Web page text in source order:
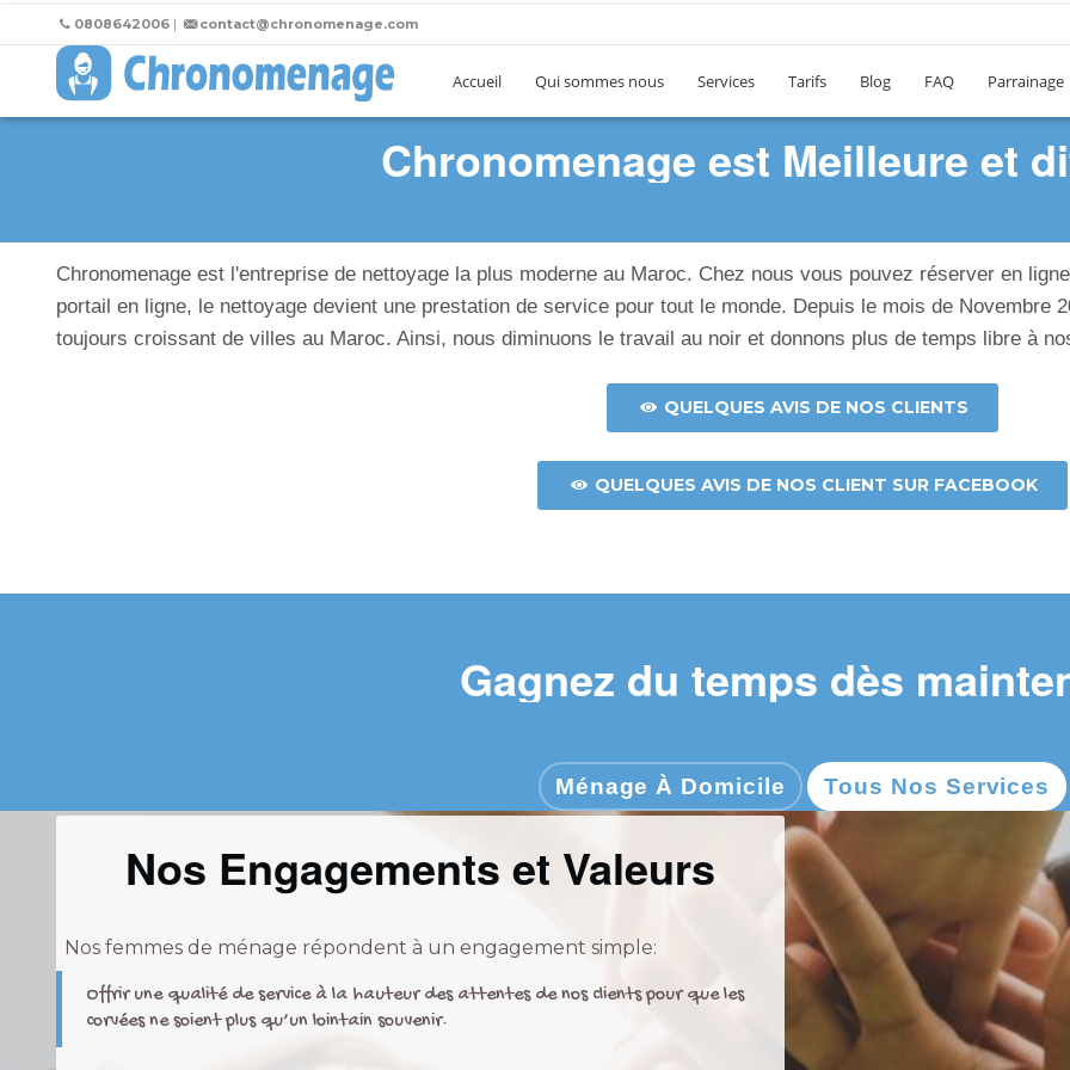
0808642006 | contact@chronomenage.com
Accueil Qui sommes nous Services Tarifs Blog FAQ Parrainage
Chronomenage est Meilleure et
Chronomenage est l'entreprise de nettoyage la plus moderne au Maroc. Chez nous vous pouvez réserver en
portail en ligne, le nettoyage devient une prestation de service pour tout le monde. Depuis le mois de Novembre
toujours croissant de villes au Maroc. Ainsi, nous diminuons le travail au noir et donnons plus de temps libre à
QUELQUES AVIS DE NOS CLIENTS
QUELQUES AVIS DE NOS CLIENT SUR FACEBOOK
Gagnez du temps dès
Ménage À Domicile Tous Nos Services
Nos Engagements et Valeurs
Nos femmes de ménage répondent à un engagement simple:
Offrir une qualité de service à la hauteur des attentes de nos clients pour que les
corvées ne soient plus qu’un lointain souvenir.